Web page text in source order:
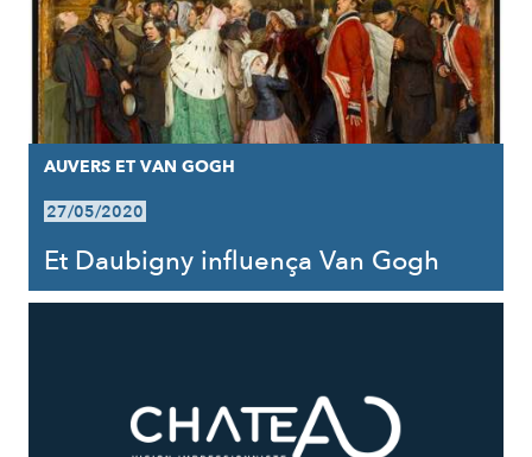
AUVERS ET VAN GOGH
27/05/2020
Et Daubigny influença Van Gogh